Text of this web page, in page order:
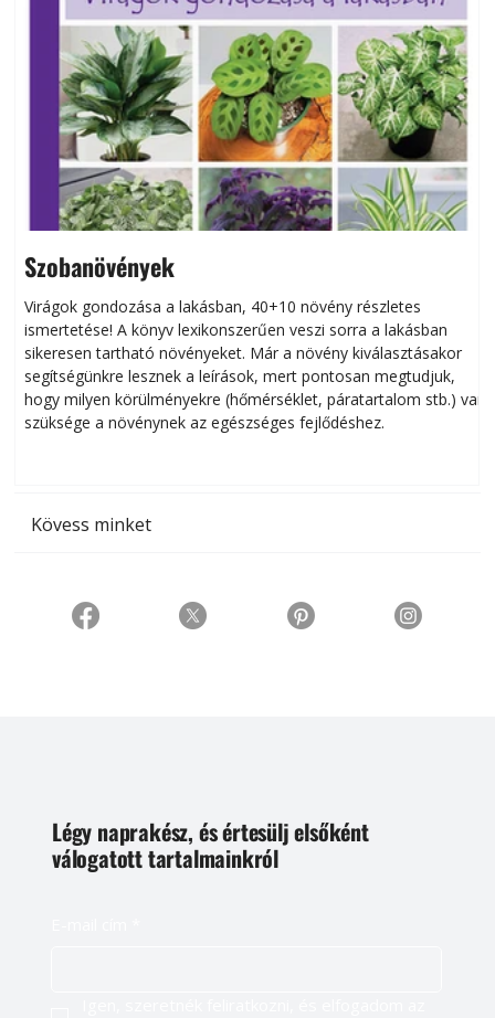
Szobanövények
Virágok gondozása a lakásban, 40+10 növény részletes
ismertetése! A könyv lexikonszerűen veszi sorra a lakásban
sikeresen tart­ha­tó növényeket. Már a növény kiválasztásakor
segítségünkre lesznek a leírások, mert pontosan megtudjuk,
hogy milyen körülményekre (hőmérséklet, páratartalom stb.) van
szüksége a növénynek az egészséges fejlődéshez.
Kövess minket
Légy naprakész, és értesülj elsőként
válogatott tartalmainkról